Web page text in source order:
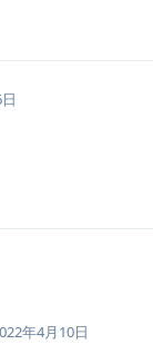
年4月10日